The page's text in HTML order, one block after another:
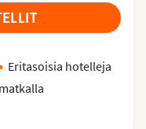
Eritasoisia hotelleja